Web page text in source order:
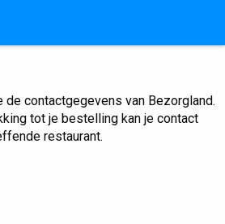
de contactgegevens van Bezorgland.
tot je bestelling kan je contact
restaurant.